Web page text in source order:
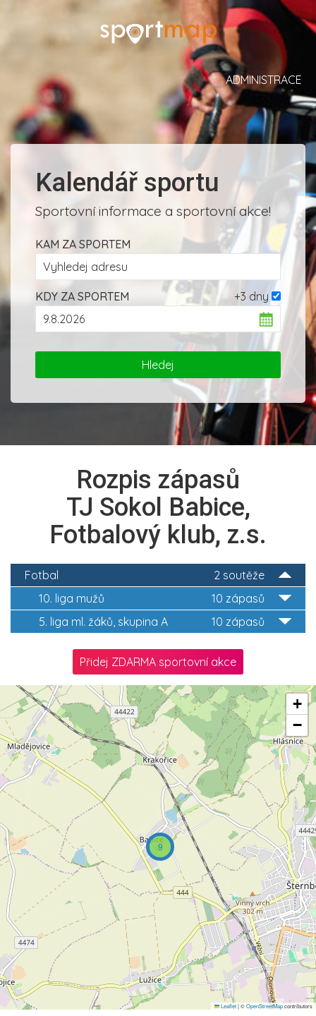
ADMINISTRACE
Kalendář sportu
Sportovní informace a sportovní akce!
KAM ZA SPORTEM
+3 dny
KDY ZA SPORTEM
Rozpis zápasů
TJ Sokol Babice,
Fotbalový klub, z.s.
2 soutěže
Fotbal
10 zápasů
10. liga mužů
10 zápasů
5. liga ml. žáků, skupina A
Přidej ZDARMA sportovní akce
9
+
−
Leaflet|©OpenStreetMapcontributors